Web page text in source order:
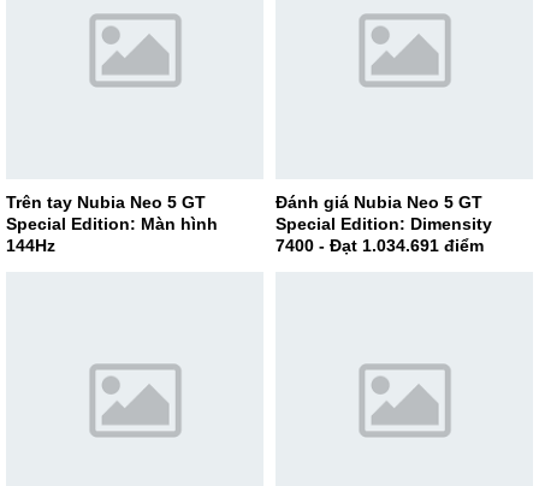
Trên tay Nubia Neo 5 GT
Special Edition: Màn hình
144Hz
Đánh giá Nubia Neo 5 GT
Special Edition: Dimensity
7400 - Đạt 1.034.691 điểm